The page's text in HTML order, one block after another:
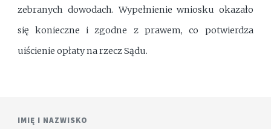
zebranych dowodach. Wypełnienie wniosku okazało
się konieczne i zgodne z prawem, co potwierdza
uiścienie opłaty na rzecz Sądu.
IMIĘ I NAZWISKO